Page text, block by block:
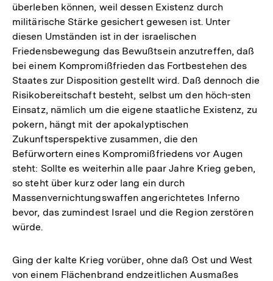
überleben können, weil dessen Existenz durch
militärische Stärke gesichert gewesen ist. Unter
diesen Umständen ist in der israelischen
Friedensbewegung das Bewußtsein anzutreffen, daß
bei einem Kompromißfrieden das Fortbestehen des
Staates zur Disposition gestellt wird. Daß dennoch die
Risikobereitschaft besteht, selbst um den höch-sten
Einsatz, nämlich um die eigene staatliche Existenz, zu
pokern, hängt mit der apokalyptischen
Zukunftsperspektive zusammen, die den
Befürwortern eines Kompromißfriedens vor Augen
steht: Sollte es weiterhin alle paar Jahre Krieg geben,
so steht über kurz oder lang ein durch
Massenvernichtungswaffen angerichtetes Inferno
bevor, das zumindest Israel und die Region zerstören
würde.
Ging der kalte Krieg vorüber, ohne daß Ost und West
von einem Flächenbrand endzeitlichen Ausmaßes